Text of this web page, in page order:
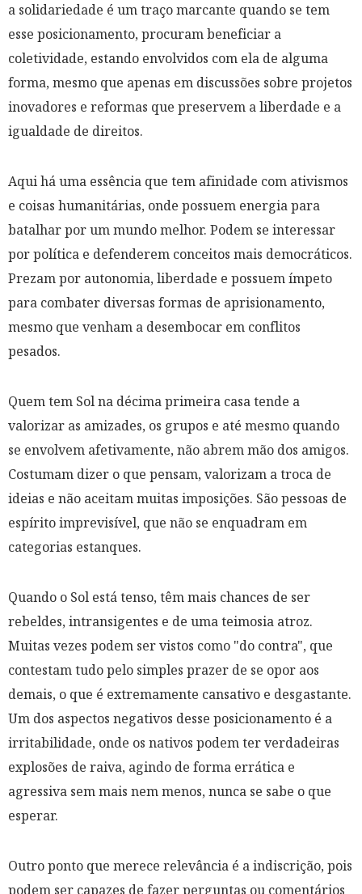
a solidariedade é um traço marcante quando se tem
esse posicionamento, procuram beneficiar a
coletividade, estando envolvidos com ela de alguma
forma, mesmo que apenas em discussões sobre projetos
inovadores e reformas que preservem a liberdade e a
igualdade de direitos.
Aqui há uma essência que tem afinidade com ativismos
e coisas humanitárias, onde possuem energia para
batalhar por um mundo melhor. Podem se interessar
por política e defenderem conceitos mais democráticos.
Prezam por autonomia, liberdade e possuem ímpeto
para combater diversas formas de aprisionamento,
mesmo que venham a desembocar em conflitos
pesados.
Quem tem Sol na décima primeira casa tende a
valorizar as amizades, os grupos e até mesmo quando
se envolvem afetivamente, não abrem mão dos amigos.
Costumam dizer o que pensam, valorizam a troca de
ideias e não aceitam muitas imposições. São pessoas de
espírito imprevisível, que não se enquadram em
categorias estanques.
Quando o Sol está tenso, têm mais chances de ser
rebeldes, intransigentes e de uma teimosia atroz.
Muitas vezes podem ser vistos como "do contra", que
contestam tudo pelo simples prazer de se opor aos
demais, o que é extremamente cansativo e desgastante.
Um dos aspectos negativos desse posicionamento é a
irritabilidade, onde os nativos podem ter verdadeiras
explosões de raiva, agindo de forma errática e
agressiva sem mais nem menos, nunca se sabe o que
esperar.
Outro ponto que merece relevância é a indiscrição, pois
podem ser capazes de fazer perguntas ou comentários